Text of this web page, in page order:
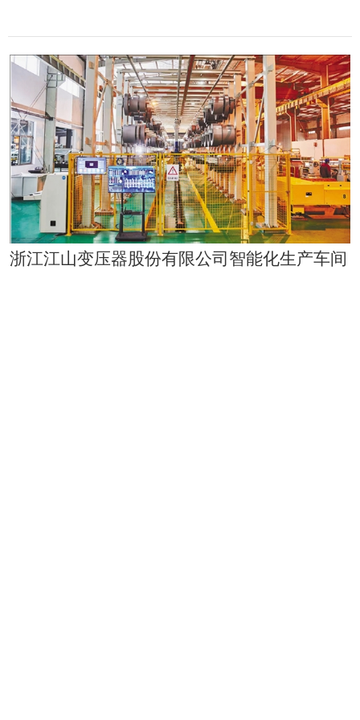
浙江江山变压器股份有限公司智能化生产车间